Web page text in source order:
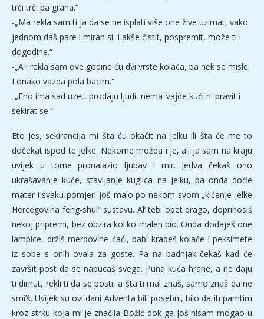
trči trči pa grana.“
-„Ma rekla sam ti ja da se ne isplati više one žive uzimat, vako
jednom daš pare i miran si. Lakše čistit, pospremit, može ti i
dogodine.“
-„A i rekla sam ove godine ću dvi vrste kolača, pa nek se misle.
I onako vazda pola bacim.“
-„Eno ima sad uzet, prodaju ljudi, nema ‘vajde kući ni pravit i
sekirat se.“
Eto jes, sekirancija mi šta ću okačit na jelku ili šta će me to
dočekat ispod te jelke. Nekome možda i je, ali ja sam na kraju
uvijek u tome pronalazio ljubav i mir. Jedva čekaš ono
ukrašavanje kuće, stavljanje kuglica na jelku, pa onda dođe
mater i svaku pomjeri još malo po nekom svom „kićenje jelke
Hercegovina feng-shui“ sustavu. Al’ tebi opet drago, doprinosiš
nekoj pripremi, bez obzira koliko malen bio. Onda dodaješ one
lampice, držiš merdovine ćaći, babi kradeš kolače i peksimete
iz sobe s onih ovala za goste. Pa na badnjak čekaš kad će
završit post da se napucaš svega. Puna kuća hrane, a ne daju
ti dirnut, rekli ti da se posti, a šta ti mal znaš, samo znaš da ne
smi’š. Uvijek su ovi dani Adventa bili posebni, bilo da ih pamtim
kroz strku koja mi je značila Božić dok ga još nisam mogao u